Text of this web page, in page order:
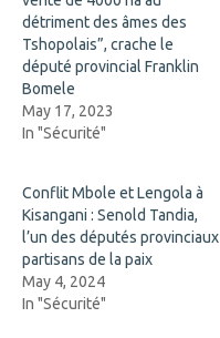
p
e
n
s
i
n
n
e
w
w
d
o
w
)
e
w
w
n
détriment des âmes des
Tshopolais”, crache le
député provincial Franklin
Bomele
May 17, 2023
In "Sécurité"
Conflit Mbole et Lengola à
Kisangani : Senold Tandia,
l’un des députés provinciaux
partisans de la paix
May 4, 2024
In "Sécurité"